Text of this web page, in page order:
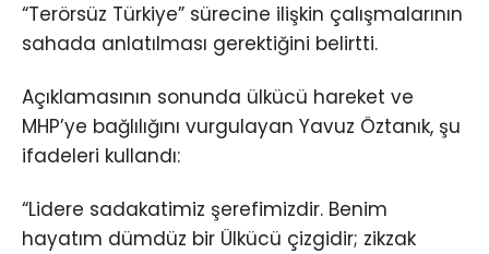
“Terörsüz Türkiye” sürecine ilişkin çalışmalarının
sahada anlatılması gerektiğini belirtti.
Açıklamasının sonunda ülkücü hareket ve
MHP’ye bağlılığını vurgulayan Yavuz Öztanık, şu
ifadeleri kullandı:
“Lidere sadakatimiz şerefimizdir. Benim
hayatım dümdüz bir Ülkücü çizgidir; zikzak